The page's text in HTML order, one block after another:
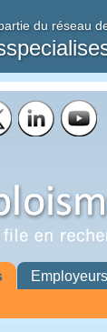
du réseau
Employeurs